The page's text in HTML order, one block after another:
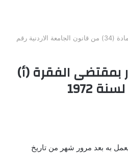
نظام اللوازم والتعهدات في الجامعة الاردنية / صادر بمقتضى الفقرة (أ) من المادة (34) من قانون الجامعة الاردنية رقم
بمقتضى الفقرة (أ)